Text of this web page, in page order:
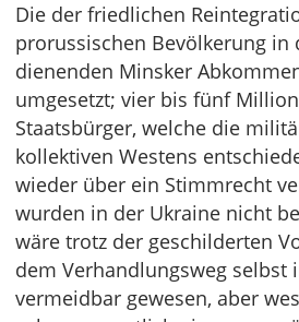
Die der friedlichen
prorussischen Bevölkerung in
dienenden Minsker
umgesetzt; vier bis fünf
Staatsbürger, welche die
kollektiven Westens
wieder über ein Stimmrecht
wurden in der Ukraine nicht
wäre trotz der geschilderten
dem Verhandlungsweg selbst
vermeidbar gewesen, aber